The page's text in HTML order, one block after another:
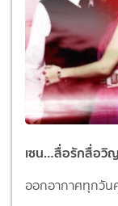
เซน…สื่อรักสื่อ
ออกอากาศทุกวัน